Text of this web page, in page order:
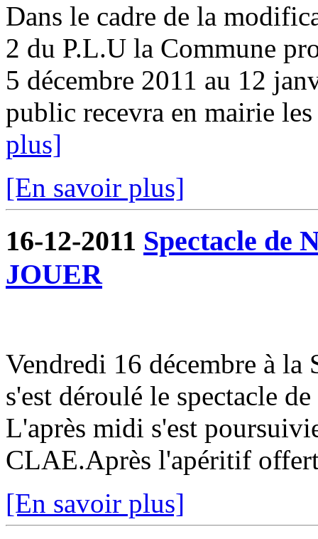
Dans le cadre de la
2 du P.L.U la Commune
5 décembre 2011 au 12
public recevra en mairie
plus]
[En savoir plus]
16-12-2011 Spectacle de
JOUER
Vendredi 16 décembre à la
s'est déroulé le spectacle
L'après midi s'est
CLAE.Après l'apéritif
[En savoir plus]